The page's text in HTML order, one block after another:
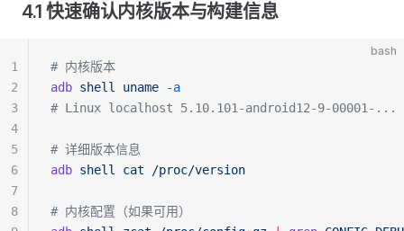
4.1 快速确认内核版本与构建信息
bash
# 内核版本
adb shell uname -a
# Linux localhost 5.10.101-android12-9-00001-...
# 详细版本信息
adb shell cat /proc/version
# 内核配置（如果可用）
1
2
3
4
5
6
7
8